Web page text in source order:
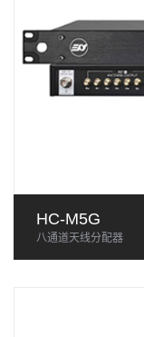
HC-M5G
八通道天线分配器